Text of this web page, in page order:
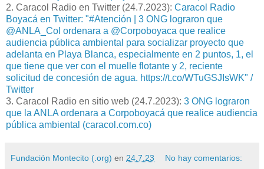
2. Caracol Radio en Twitter (24.7.2023): Caracol Radio
Boyacá en Twitter: "#Atención | 3 ONG lograron que
@ANLA_Col ordenara a @Corpoboyaca que realice
audiencia pública ambiental para socializar proyecto que
adelanta en Playa Blanca, especialmente en 2 puntos, 1, el
que tiene que ver con el muelle flotante y 2, reciente
solicitud de concesión de agua. https://t.co/WTuGSJIsWK" /
Twitter
3. Caracol Radio en sitio web (24.7.2023): 3 ONG lograron
que la ANLA ordenara a Corpoboyacá que realice audiencia
pública ambiental (caracol.com.co)
Fundación Montecito (.org) en 24.7.23 No hay comentarios: